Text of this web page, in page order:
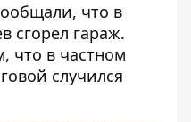
что в
сгорел гараж.
что в частном
случился